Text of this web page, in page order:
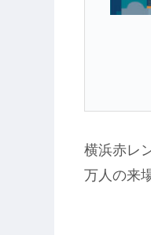
横浜赤レ
万人の来